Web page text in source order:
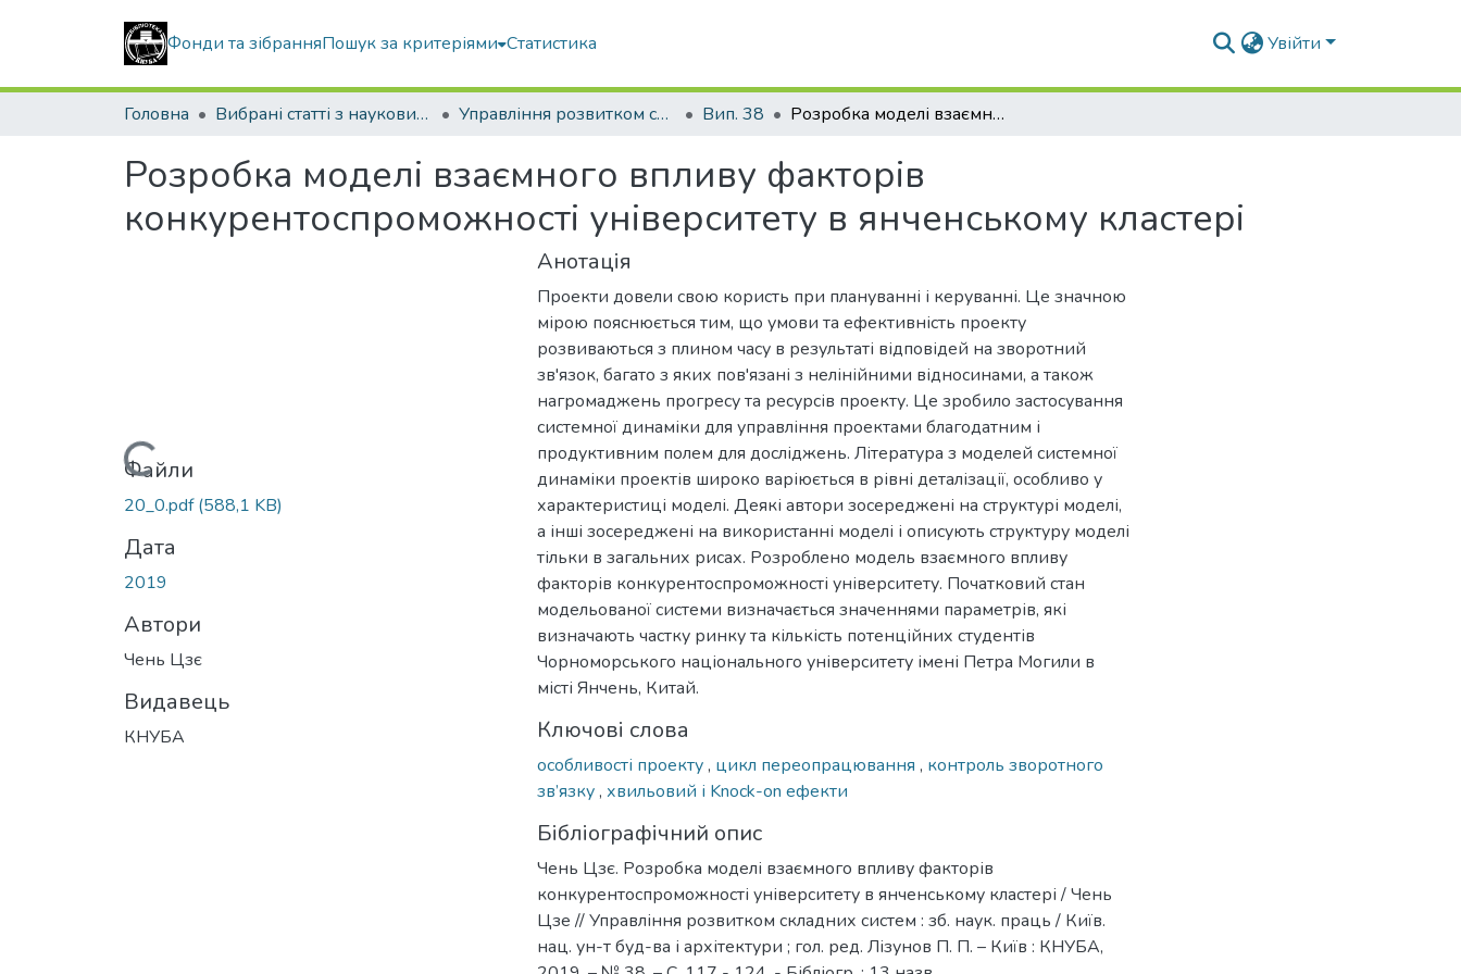
Фонди та зібранняПошук за критеріями Статистика Увійти
Головна Вибрані статті з наукових збірників КНУБА Управління розвитком складних систем Вип. 38 Розробка моделі взаємного впливу факторів конкурентоспроможності університету в янченському кластері
Розробка моделі взаємного впливу факторів
конкурентоспроможності університету в янченському кластері
Вантажиться...
Файли
20_0.pdf(588,1 KB)
Дата
2019
Автори
Чень Цзє
Видавець
КНУБА
Анотація
Проекти довели свою користь при плануванні і керуванні. Це значною
мірою пояснюється тим, що умови та ефективність проекту
розвиваються з плином часу в результаті відповідей на зворотний
зв'язок, багато з яких пов'язані з нелінійними відносинами, а також
нагромаджень прогресу та ресурсів проекту. Це зробило застосування
системної динаміки для управління проектами благодатним і
продуктивним полем для досліджень. Література з моделей системної
динаміки проектів широко варіюється в рівні деталізації, особливо у
характеристиці моделі. Деякі автори зосереджені на структурі моделі,
а інші зосереджені на використанні моделі і описують структуру моделі
тільки в загальних рисах. Розроблено модель взаємного впливу
факторів конкурентоспроможності університету. Початковий стан
модельованої системи визначається значеннями параметрів, які
визначають частку ринку та кількість потенційних студентів
Чорноморського національного університету імені Петра Могили в
місті Янчень, Китай.
Ключові слова
особливості проекту, цикл переопрацювання , контроль зворотного
зв’язку, хвильовий і Knock-on ефекти
Бібліографічний опис
Чень Цзє. Розробка моделі взаємного впливу факторів
конкурентоспроможності університету в янченському кластері / Чень
Цзе // Управління розвитком складних систем : зб. наук. праць / Київ.
нац. ун-т буд-ва і архітектури ; гол. ред. Лізунов П. П. – Київ : КНУБА,